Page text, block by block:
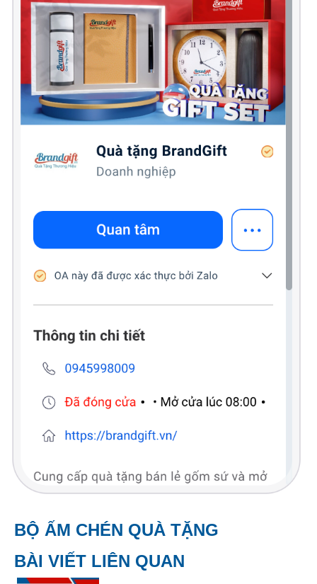
BỘ ẤM CHÉN QUÀ TẶNG
BÀI VIẾT LIÊN QUAN